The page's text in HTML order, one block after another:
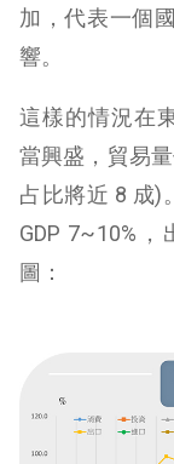
加，代表一個
響。
這樣的情況在
當興盛，貿易
占比將近 8 成)
GDP 7~10%
圖：